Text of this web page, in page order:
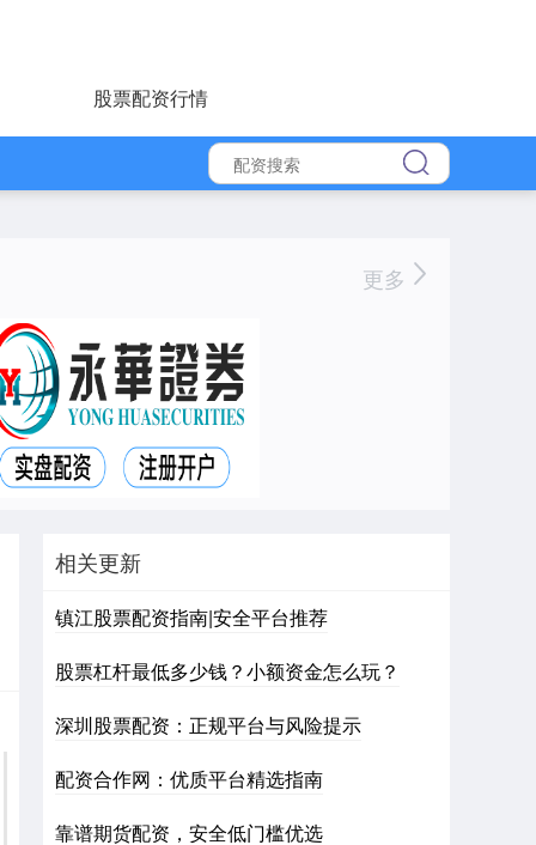
股票配资行情
更多
相关更新
镇江股票配资指南|安全平台推荐
股票杠杆最低多少钱？小额资金怎么玩？
深圳股票配资：正规平台与风险提示
配资合作网：优质平台精选指南
靠谱期货配资，安全低门槛优选